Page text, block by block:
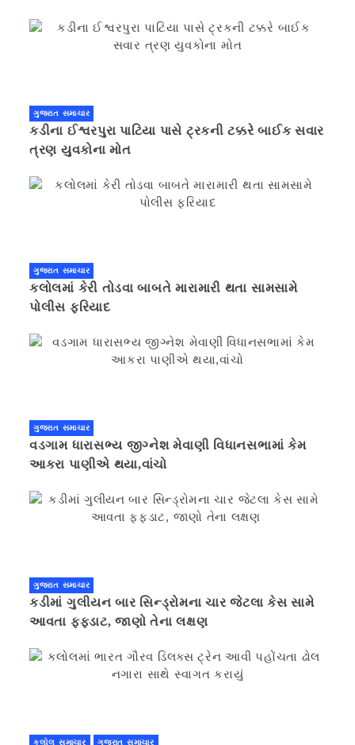
ગુજરાત સમાચાર
કડીના ઈશ્વરપુરા પાટિયા પાસે ટ્રકની ટક્કરે બાઈક સવાર
ત્રણ યુવકોના મોત
ગુજરાત સમાચાર
કલોલમાં કેરી તોડવા બાબતે મારામારી થતા સામસામે
પોલીસ ફરિયાદ
ગુજરાત સમાચાર
વડગામ ધારાસભ્ય જીગ્નેશ મેવાણી વિધાનસભામાં કેમ
આકરા પાણીએ થયા,વાંચો
ગુજરાત સમાચાર
કડીમાં ગુલીયન બાર સિન્ડ્રોમના ચાર જેટલા કેસ સામે
આવતા ફફડાટ, જાણો તેના લક્ષણ
કલોલ સમાચાર ગુજરાત સમાચાર